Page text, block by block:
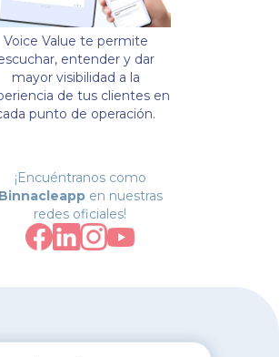
Voice Value te permite
entender y dar
mayor visibilidad a la
de tus clientes en
punto de operación.
¡Encuéntranos como
Binnacleapp en nuestras
redes oficiales!